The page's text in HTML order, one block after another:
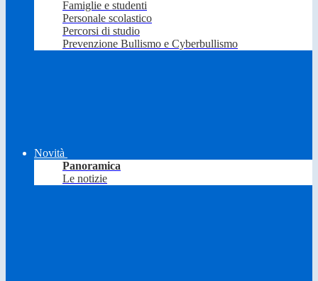
Famiglie e studenti
Personale scolastico
Percorsi di studio
Prevenzione Bullismo e Cyberbullismo
Novità
Panoramica
Le notizie